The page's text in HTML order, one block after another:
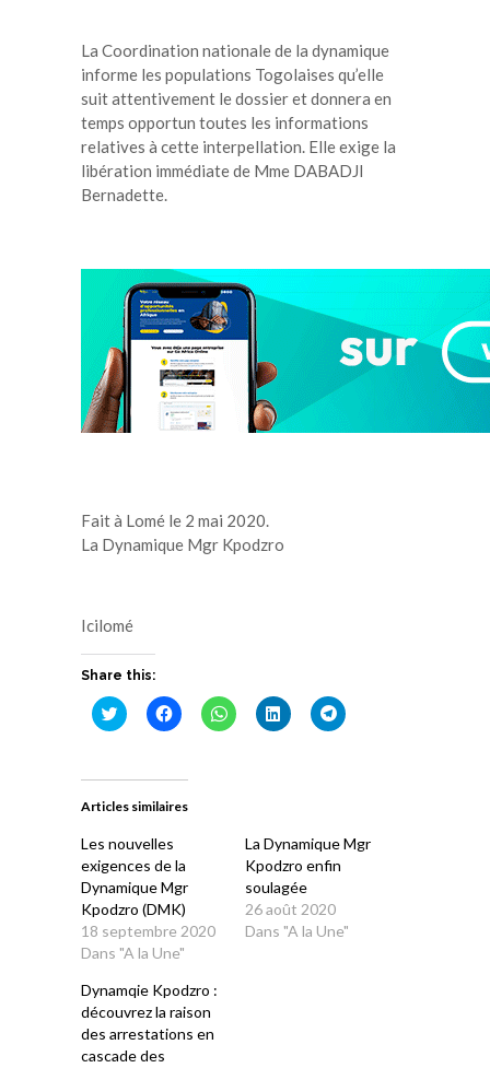
La Coordination nationale de la dynamique
informe les populations Togolaises qu’elle
suit attentivement le dossier et donnera en
temps opportun toutes les informations
relatives à cette interpellation. Elle exige la
libération immédiate de Mme DABADJI
Bernadette.
Fait à Lomé le 2 mai 2020.
La Dynamique Mgr Kpodzro
Icilomé
Share this:
Cliquez
pour
dans
nouvelle
Cliquez
pour
dans
nouvelle
Cliquez
pour
Cliquez
pour
Cliquez
pour
Articles similaires
Les nouvelles
exigences de la
Dynamique Mgr
Kpodzro (DMK)
18 septembre 2020
Dans "A la Une"
La Dynamique Mgr
Kpodzro enfin
soulagée
26 août 2020
Dans "A la Une"
Dynamqie Kpodzro :
découvrez la raison
des arrestations en
cascade des